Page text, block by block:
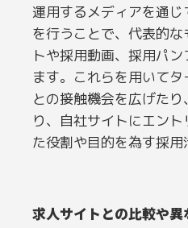
運用するメディアを通
を行うことで、代表的
トや採用動画、採用パ
ます。これらを用いて
との接触機会を広げた
り、自社サイトにエン
た役割や目的を為す採用
求人サイトとの比較や異